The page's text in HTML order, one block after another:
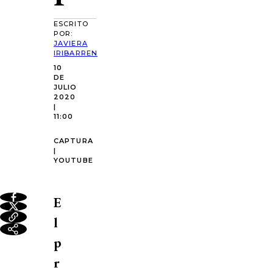
ESCRITO
POR:
JAVIERA
IRIBARREN
10
DE
JULIO
2020
|
11:00
CAPTURA
|
YOUTUBE
E
l
p
r